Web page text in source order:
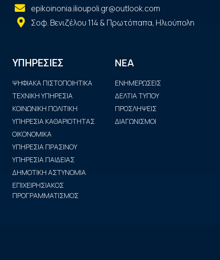
epikoinonia.ilioupoli.gr@outlook.com
Σοφ. Βενιζέλου 114 & Πρωτόπαπα, Ηλιούπολη
ΥΠΗΡΕΣΙΕΣ
ΨΗΦΙΑΚΑ ΠΙΣΤΟΠΟΙΗΤΙΚΑ
ΤΕΧΝΙΚΗ ΥΠΗΡΕΣΙΑ
ΚΟΙΝΩΝΙΚΗ ΠΟΛΙΤΙΚΗ
ΥΠΗΡΕΣΙΑ ΚΑΘΑΡΙΟΤΗΤΑΣ
ΟΙΚΟΝΟΜΙΚΑ
ΥΠΗΡΕΣΙΑ ΠΡΑΣΙΝΟΥ
ΥΠΗΡΕΣΙΑ ΠΑΙΔΕΙΑΣ
ΔΗΜΟΤΙΚΗ ΑΣΤΥΝΟΜΙΑ
ΕΠΙΧΕΙΡΗΣΙΑΚΟΣ
ΠΡΟΓΡΑΜΜΑΤΙΣΜΟΣ
ΝΕΑ
ΕΝΗΜΕΡΩΣΕΙΣ
ΔΕΛΤΙΑ ΤΥΠΟΥ
ΠΡΟΣΛΗΨΕΙΣ
ΔΙΑΓΩΝΙΣΜΟΙ